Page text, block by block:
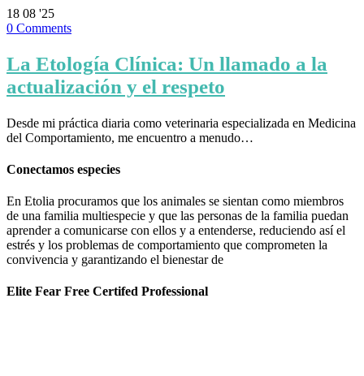
18 08 '25
0 Comments
La Etología Clínica: Un llamado a la
actualización y el respeto
Desde mi práctica diaria como veterinaria especializada en Medicina
del Comportamiento, me encuentro a menudo…
Conectamos especies
En Etolia procuramos que los animales se sientan como miembros
de una familia multiespecie y que las personas de la familia puedan
aprender a comunicarse con ellos y a entenderse, reduciendo así el
estrés y los problemas de comportamiento que comprometen la
convivencia y garantizando el bienestar de
Elite Fear Free Certifed Professional